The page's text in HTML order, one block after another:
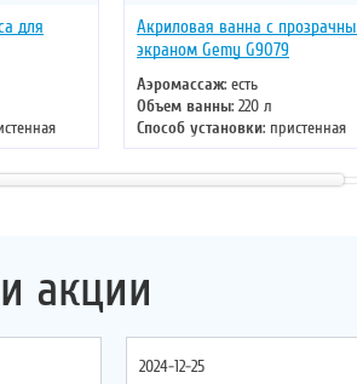
для
Акриловая ванна с
экраном Gemy G9079
Аэромассаж: есть
Объем ванны: 220 л
Способ установки: пристенная
Хромотерапия: нет
Длина: 200 см
Ширина: 105 см
акции
2024-12-25